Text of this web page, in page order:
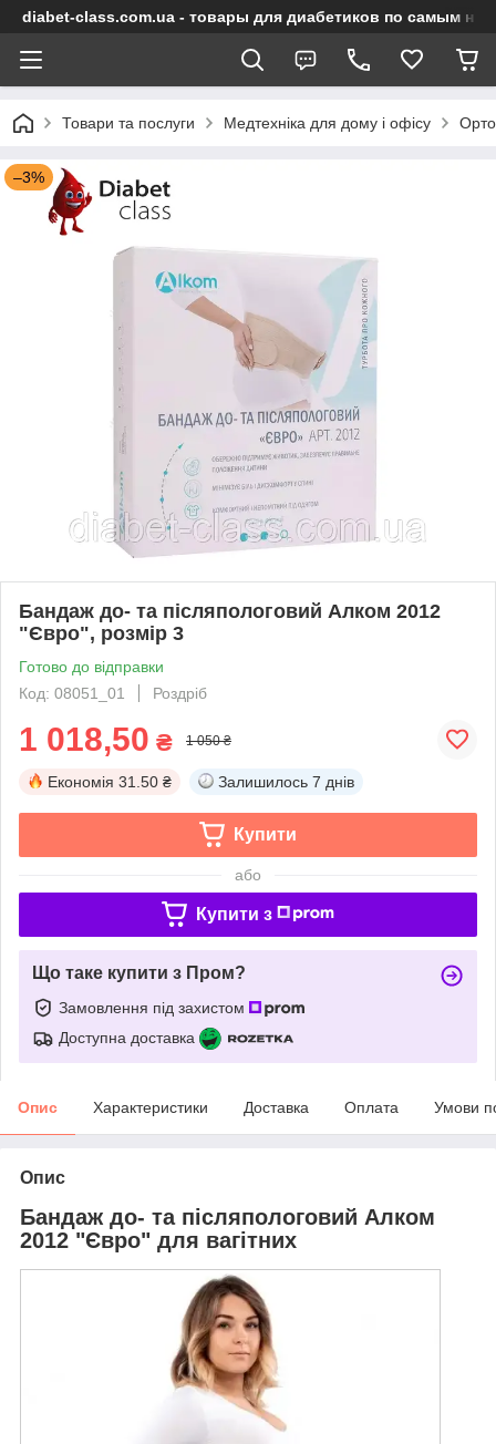
diabet-class.com.ua - товары для диабетиков по самым
Товари та послуги Медтехніка для дому і офісу
–3%
Бандаж до- та післяпологовий Алком 2012
"Євро", розмір 3
Готово до відправки
Код: 08051_01
Роздріб
1 018,50 ₴ 1 050 ₴
Економія 31.50 ₴ Залишилось 7 днів
Купити
або
Купити з
Що таке купити з Пром?
Замовлення під захистом
Доступна доставка
Опис Характеристики Доставка Оплата Умови
Опис
Бандаж до- та післяпологовий Алком
2012 "Євро" для вагітних